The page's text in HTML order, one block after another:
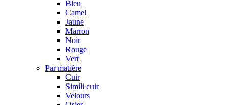
Bleu
Camel
Jaune
Marron
Noir
Rouge
Vert
Par matière
Cuir
Simili cuir
Velours